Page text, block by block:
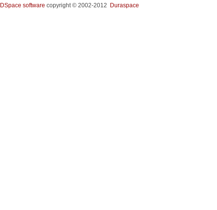
DSpace software copyright © 2002-2012 Duraspace